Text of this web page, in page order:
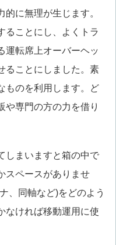
に無理が生じます。
ることにし、よくトラ
運転席上オーバーヘッ
ることにしました。素
ものを利用します。ど
や専門の方の力を借り
しまいますと箱の中で
スペースがありませ
、同軸など)をどのよう
なければ移動運用に使